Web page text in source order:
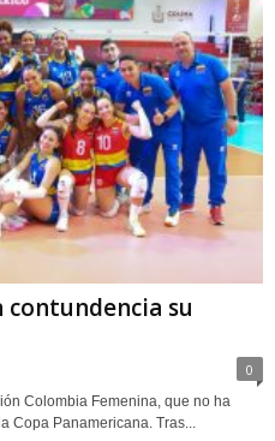
contundencia su
0
Colombia Femenina, que no ha
Copa Panamericana. Tras...